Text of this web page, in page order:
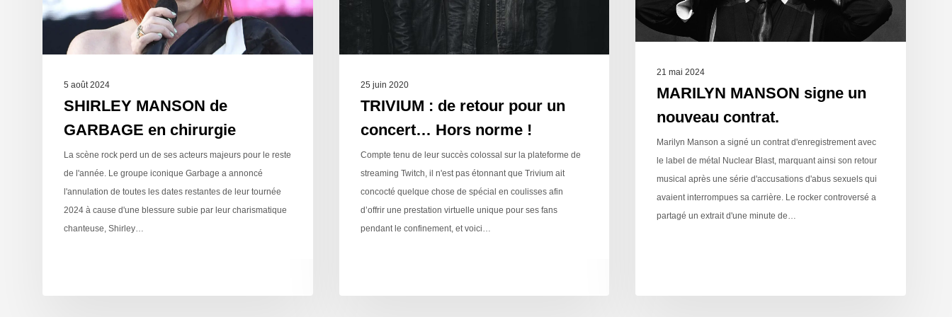
5 août 2024
SHIRLEY MANSON de
GARBAGE en chirurgie
La scène rock perd un de ses acteurs majeurs pour le reste
de l'année. Le groupe iconique Garbage a annoncé
l'annulation de toutes les dates restantes de leur tournée
2024 à cause d'une blessure subie par leur charismatique
chanteuse, Shirley…
25 juin 2020
TRIVIUM : de retour pour un
concert… Hors norme !
Compte tenu de leur succès colossal sur la plateforme de
streaming Twitch, il n'est pas étonnant que Trivium ait
concocté quelque chose de spécial en coulisses afin
d’offrir une prestation virtuelle unique pour ses fans
pendant le confinement, et voici…
21 mai 2024
MARILYN MANSON signe un
nouveau contrat.
Marilyn Manson a signé un contrat d'enregistrement avec
le label de métal Nuclear Blast, marquant ainsi son retour
musical après une série d'accusations d'abus sexuels qui
avaient interrompues sa carrière. Le rocker controversé a
partagé un extrait d'une minute de…